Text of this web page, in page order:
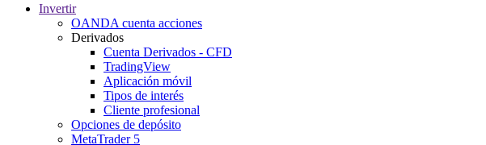
Invertir
OANDA cuenta acciones
Derivados
Cuenta Derivados - CFD
TradingView
Aplicación móvil
Tipos de interés
Cliente profesional
Opciones de depósito
MetaTrader 5